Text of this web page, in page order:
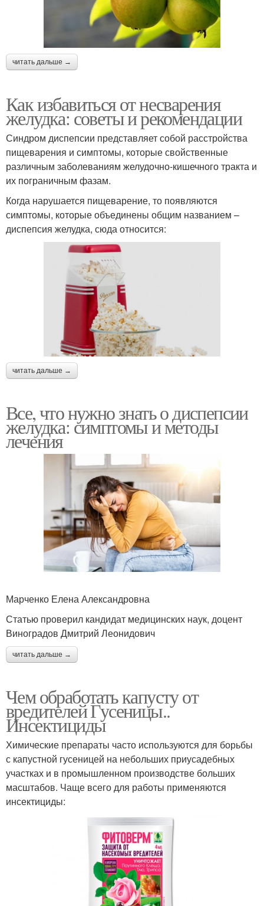
читать дальше →
Как избавиться от несварения
желудка: советы и рекомендации
Синдром диспепсии представляет собой расстройства
пищеварения и симптомы, которые свойственные
различным заболеваниям желудочно-кишечного тракта и
их пограничным фазам.
Когда нарушается пищеварение, то появляются
симптомы, которые объединены общим названием –
диспепсия желудка, сюда относится:
читать дальше →
Все, что нужно знать о диспепсии
желудка: симптомы и методы
лечения
Марченко Елена Александровна
Статью проверил кандидат медицинских наук, доцент
Виноградов Дмитрий Леонидович
читать дальше →
Чем обработать капусту от
вредителей Гусеницы..
Инсектициды
Химические препараты часто используются для борьбы
с капустной гусеницей на небольших приусадебных
участках и в промышленном производстве больших
масштабов. Чаще всего для работы применяются
инсектициды: